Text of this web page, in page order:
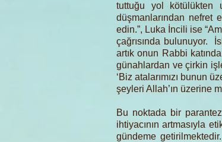
tuttuğu yol kötülükten
düşmanlarından nefret
edin.”, Luka İncili ise
çağrısında bulunuyor.
artık onun Rabbi
günahlardan ve çirkin
‘Biz atalarımızı bunun
şeyleri Allah’ın üzerine
Bu noktada bir
ihtiyacının artmasıyla
gündeme